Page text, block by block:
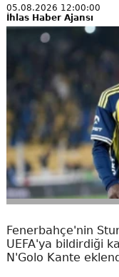
05.08.2026 12:00:00
İhlas Haber Ajansı
Fenerbahçe'nin
UEFA'ya bildirdiği
N'Golo Kante